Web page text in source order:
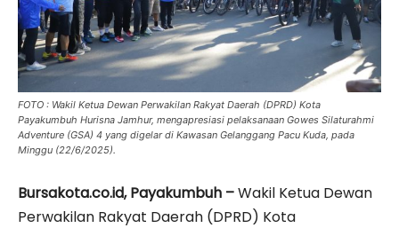
FOTO : Wakil Ketua Dewan Perwakilan Rakyat Daerah (DPRD) Kota
Payakumbuh Hurisna Jamhur, mengapresiasi pelaksanaan Gowes Silaturahmi
Adventure (GSA) 4 yang digelar di Kawasan Gelanggang Pacu Kuda, pada
Minggu (22/6/2025).
Bursakota.co.id, Payakumbuh –Wakil Ketua Dewan
Perwakilan Rakyat Daerah (DPRD) Kota